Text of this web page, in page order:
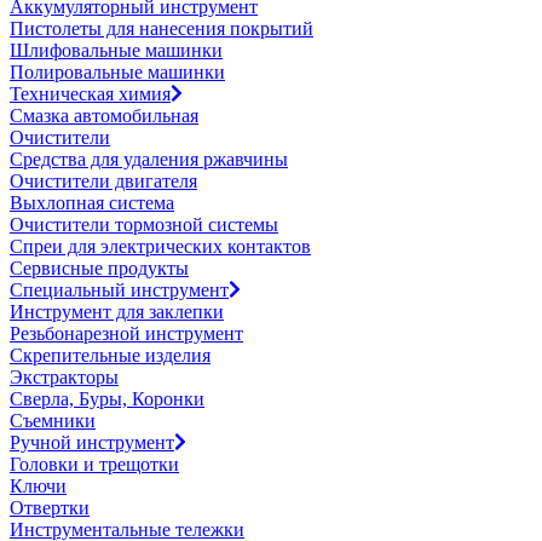
Аккумуляторный инструмент
Пистолеты для нанесения покрытий
Шлифовальные машинки
Полировальные машинки
Техническая химия
Смазка автомобильная
Очистители
Средства для удаления ржавчины
Очистители двигателя
Выхлопная система
Очистители тормозной системы
Спреи для электрических контактов
Сервисные продукты
Специальный инструмент
Инструмент для заклепки
Резьбонарезной инструмент
Скрепительные изделия
Экстракторы
Сверла, Буры, Коронки
Съемники
Ручной инструмент
Головки и трещотки
Ключи
Отвертки
Инструментальные тележки